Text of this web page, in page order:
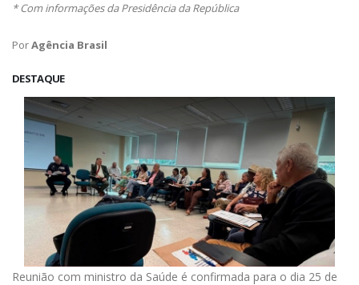
* Com informações da Presidência da República
PorAgência Brasil
DESTAQUE
Reunião com ministro da Saúde é confirmada para o dia 25 de